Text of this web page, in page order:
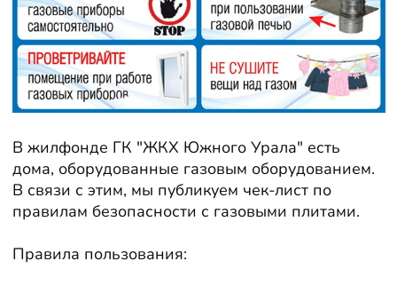
В жилфонде ГК "ЖКХ Южного Урала" есть
дома, оборудованные газовым оборудованием.
В связи с этим, мы публикуем чек-лист по
правилам безопасности с газовыми плитами.
Правила пользования: